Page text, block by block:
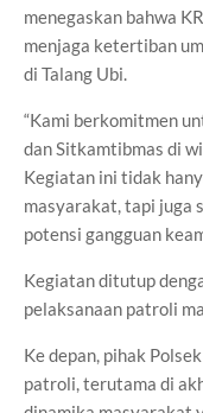
menegaskan bahwa
menjaga ketertiban
di Talang Ubi.
“Kami berkomitmen
dan Sitkamtibmas di
Kegiatan ini tidak
masyarakat, tapi juga
potensi gangguan
Kegiatan ditutup
pelaksanaan patroli
Ke depan, pihak
patroli, terutama di